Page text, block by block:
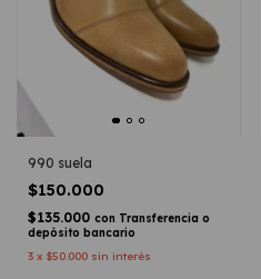
990 suela
$150.000
$135.000 con Transferencia o
depósito bancario
3 x $50.000 sin interés